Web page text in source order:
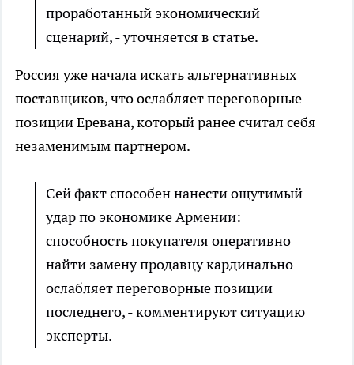
проработанный экономический
сценарий, - уточняется в статье.
Россия уже начала искать альтернативных
поставщиков, что ослабляет переговорные
позиции Еревана, который ранее считал себя
незаменимым партнером.
Сей факт способен нанести ощутимый
удар по экономике Армении:
способность покупателя оперативно
найти замену продавцу кардинально
ослабляет переговорные позиции
последнего, - комментируют ситуацию
эксперты.